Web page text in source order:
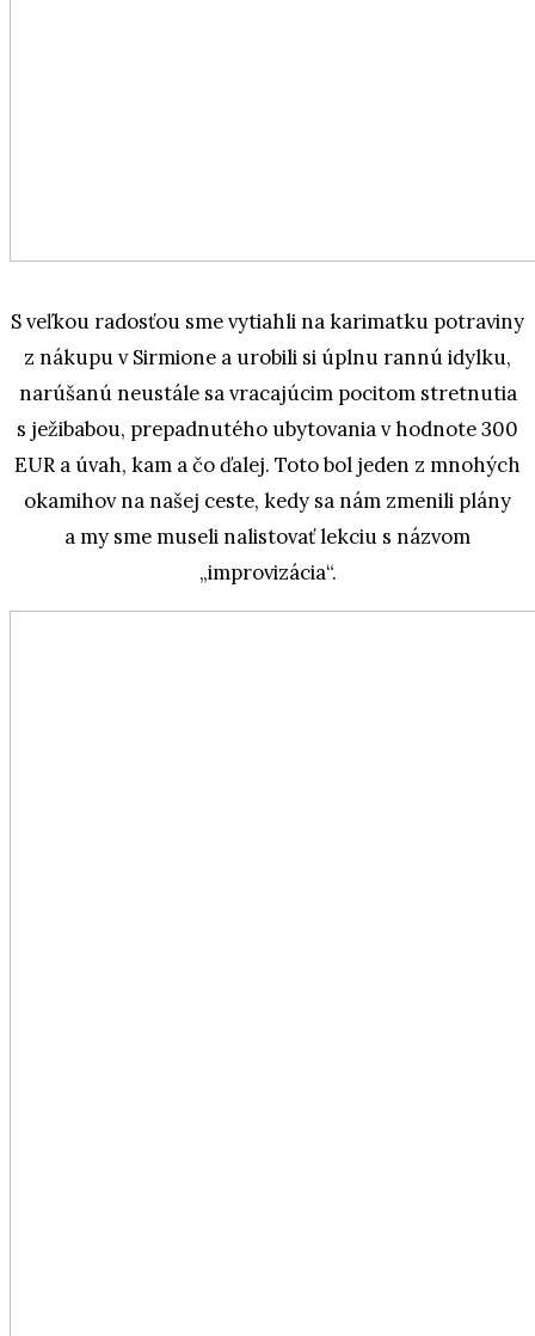
S veľkou radosťou sme vytiahli na karimatku potraviny
z nákupu v Sirmione a urobili si úplnu rannú idylku,
narúšanú neustále sa vracajúcim pocitom stretnutia
s ježibabou, prepadnutého ubytovania v hodnote 300
EUR a úvah, kam a čo ďalej. Toto bol jeden z mnohých
okamihov na našej ceste, kedy sa nám zmenili plány
a my sme museli nalistovať lekciu s názvom
„improvizácia“.